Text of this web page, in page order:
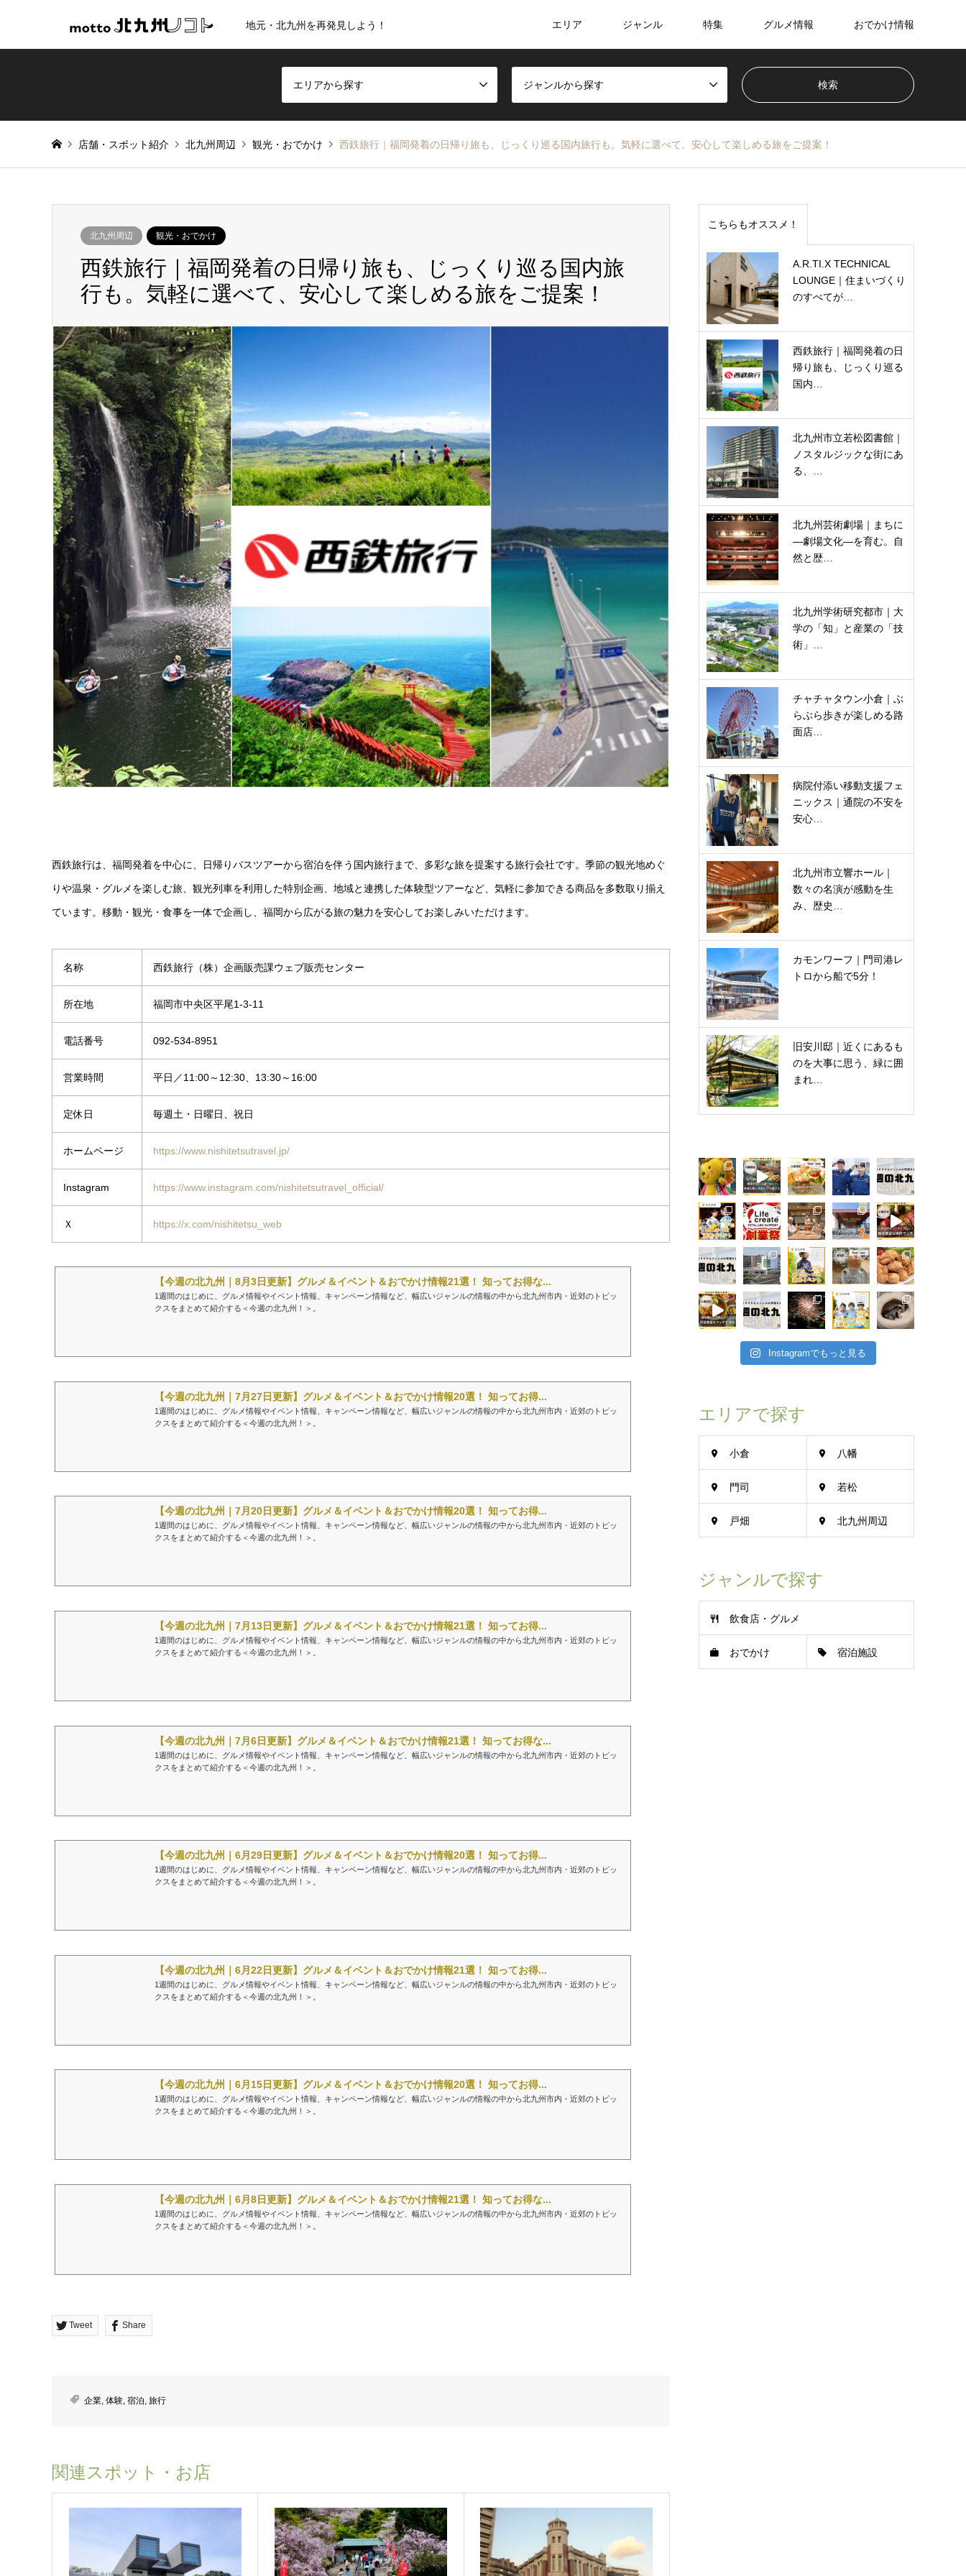
地元・北九州を再発見しよう！ エリア ジャンル 特集 グルメ情報 おでかけ情報
エリアから探す ジャンルから探す
店舗・スポット紹介 北九州周辺 観光・おでかけ 西鉄旅行｜福岡発着の日帰り旅も、じっくり巡る国内旅行も。気軽に選べて、安心して楽しめる旅をご提案！
北九州周辺 観光・おでかけ
西鉄旅行｜福岡発着の日帰り旅も、じっくり巡る国内旅
行も。気軽に選べて、安心して楽しめる旅をご提案！
西鉄旅行は、福岡発着を中心に、日帰りバスツアーから宿泊を伴う国内旅行まで、多彩な旅を提案する旅行会社です。季節の観光地めぐ
りや温泉・グルメを楽しむ旅、観光列車を利用した特別企画、地域と連携した体験型ツアーなど、気軽に参加できる商品を多数取り揃え
ています。移動・観光・食事を一体で企画し、福岡から広がる旅の魅力を安心してお楽しみいただけます。
名称 西鉄旅行（株）企画販売課ウェブ販売センター
所在地 福岡市中央区平尾1-3-11
電話番号 092-534-8951
営業時間 平日／11:00～12:30、13:30～16:00
定休日 毎週土・日曜日、祝日
ホームページ https://www.nishitetsutravel.jp/
Instagram https://www.instagram.com/nishitetsutravel_official/
Ｘ https://x.com/nishitetsu_web
【今週の北九州｜8月3日更新】グルメ＆イベント＆おでかけ情報21選！ 知ってお得な...
1週間のはじめに、グルメ情報やイベント情報、キャンペーン情報など、幅広いジャンルの情報の中から北九州市内・近郊のトピッ
クスをまとめて紹介する＜今週の北九州！＞。
【今週の北九州｜7月27日更新】グルメ＆イベント＆おでかけ情報20選！ 知ってお得...
1週間のはじめに、グルメ情報やイベント情報、キャンペーン情報など、幅広いジャンルの情報の中から北九州市内・近郊のトピッ
クスをまとめて紹介する＜今週の北九州！＞。
【今週の北九州｜7月20日更新】グルメ＆イベント＆おでかけ情報20選！ 知ってお得...
1週間のはじめに、グルメ情報やイベント情報、キャンペーン情報など、幅広いジャンルの情報の中から北九州市内・近郊のトピッ
クスをまとめて紹介する＜今週の北九州！＞。
【今週の北九州｜7月13日更新】グルメ＆イベント＆おでかけ情報21選！ 知ってお得...
1週間のはじめに、グルメ情報やイベント情報、キャンペーン情報など、幅広いジャンルの情報の中から北九州市内・近郊のトピッ
クスをまとめて紹介する＜今週の北九州！＞。
【今週の北九州｜7月6日更新】グルメ＆イベント＆おでかけ情報21選！ 知ってお得な...
1週間のはじめに、グルメ情報やイベント情報、キャンペーン情報など、幅広いジャンルの情報の中から北九州市内・近郊のトピッ
クスをまとめて紹介する＜今週の北九州！＞。
【今週の北九州｜6月29日更新】グルメ＆イベント＆おでかけ情報20選！ 知ってお得...
1週間のはじめに、グルメ情報やイベント情報、キャンペーン情報など、幅広いジャンルの情報の中から北九州市内・近郊のトピッ
クスをまとめて紹介する＜今週の北九州！＞。
【今週の北九州｜6月22日更新】グルメ＆イベント＆おでかけ情報21選！ 知ってお得...
1週間のはじめに、グルメ情報やイベント情報、キャンペーン情報など、幅広いジャンルの情報の中から北九州市内・近郊のトピッ
クスをまとめて紹介する＜今週の北九州！＞。
【今週の北九州｜6月15日更新】グルメ＆イベント＆おでかけ情報20選！ 知ってお得...
1週間のはじめに、グルメ情報やイベント情報、キャンペーン情報など、幅広いジャンルの情報の中から北九州市内・近郊のトピッ
クスをまとめて紹介する＜今週の北九州！＞。
【今週の北九州｜6月8日更新】グルメ＆イベント＆おでかけ情報21選！ 知ってお得な...
1週間のはじめに、グルメ情報やイベント情報、キャンペーン情報など、幅広いジャンルの情報の中から北九州市内・近郊のトピッ
クスをまとめて紹介する＜今週の北九州！＞。
Tweet Share
企業, 体験, 宿泊, 旅行
関連スポット・お店
こちらもオススメ！
A.R.TI.X TECHNICAL
LOUNGE｜住まいづくり
のすべてが…
西鉄旅行｜福岡発着の日
帰り旅も、じっくり巡る
国内…
北九州市立若松図書館｜
ノスタルジックな街にあ
る、…
北九州芸術劇場｜まちに
―劇場文化―を育む。自
然と歴…
北九州学術研究都市｜大
学の「知」と産業の「技
術」…
チャチャタウン小倉｜ぶ
らぶら歩きが楽しめる路
面店…
病院付添い移動支援フェ
ニックス｜通院の不安を
安心…
北九州市立響ホール｜
数々の名演が感動を生
み、歴史…
カモンワーフ｜門司港レ
トロから船で5分！
旧安川邸｜近くにあるも
のを大事に思う、緑に囲
まれ…
Instagramでもっと見る
エリアで探す
小倉 八幡
門司 若松
戸畑 北九州周辺
ジャンルで探す
飲食店・グルメ
おでかけ 宿泊施設